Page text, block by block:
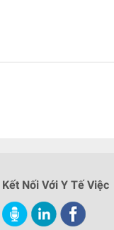
Kết Nối Với Y Tế Việc